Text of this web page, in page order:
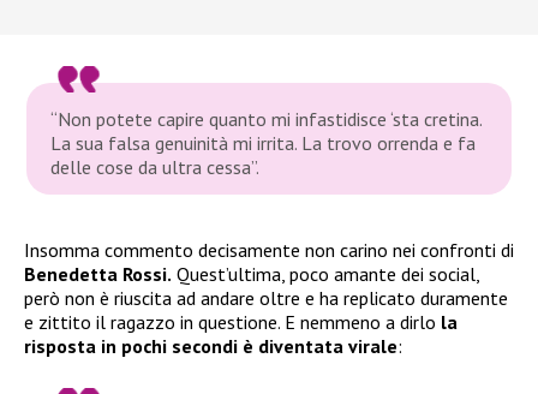
“Non potete capire quanto mi infastidisce ‘sta cretina.
La sua falsa genuinità mi irrita. La trovo orrenda e fa
delle cose da ultra cessa”.
Insomma commento decisamente non carino nei confronti di
Benedetta Rossi. Quest’ultima, poco amante dei social,
però non è riuscita ad andare oltre e ha replicato duramente
e zittito il ragazzo in questione. E nemmeno a dirlo la
risposta in pochi secondi è diventata virale: